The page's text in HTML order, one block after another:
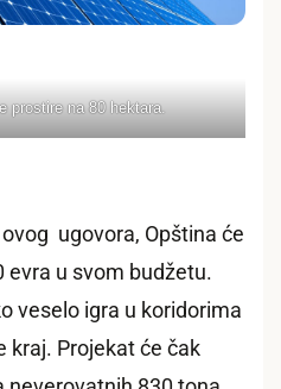
prostire na 80 hektara.
ugovora, Opština će
evra u svom budžetu.
veselo igra u koridorima
kraj. Projekat će čak